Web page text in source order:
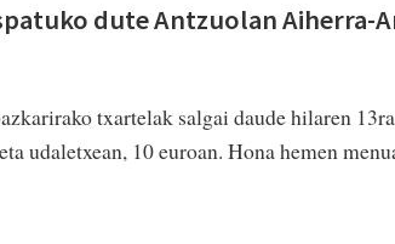
dute Antzuolan Aiherra-
txartelak salgai daude hilaren
udaletxean, 10 euroan. Hona hemen